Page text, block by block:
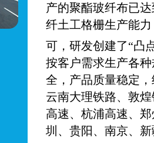
产的聚酯玻纤布已
纤土工格栅生产能
可，研发创建了“凸
按客户需求生产各
全，产品质量稳定
云南大理铁路、敦
高速、杭浦高速、
圳、贵阳、南京、